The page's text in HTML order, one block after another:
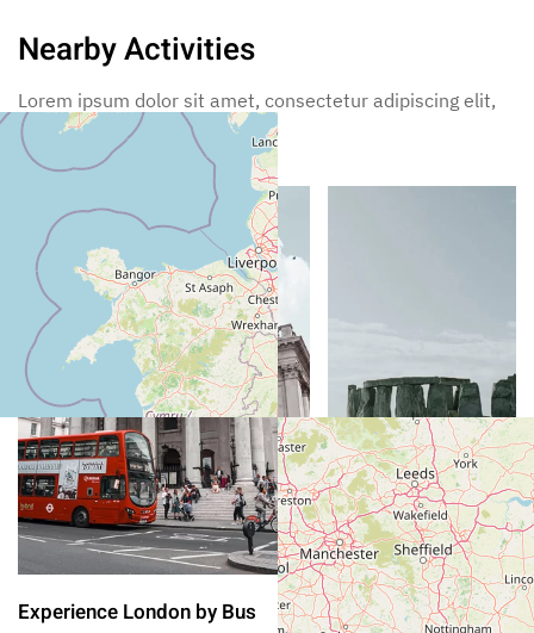
Nearby Activities
Lorem ipsum dolor sit amet, consectetur adipiscing elit,
sed incididunt ut labore.
Experience London by Bus Guided Tour to